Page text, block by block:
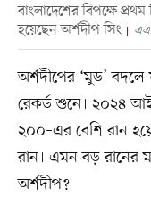
বাংলাদেশের বিপক্ষে
হয়েছেন অর্শদীপ সিং
অর্শদীপের ‘মুড’ বদলে
রেকর্ড শুনে। ২০২৪
২০০–এর বেশি রান
রান। এমন বড় রানের
অর্শদীপ?